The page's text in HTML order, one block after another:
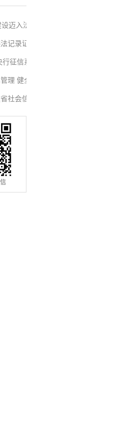
迈入法
记录证
征信系
理 健全
社会信